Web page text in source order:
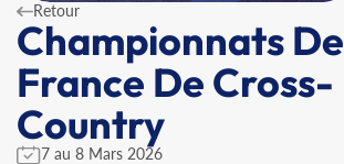
Retour
Championnats De
France De Cross-
Country
7 au 8 Mars 2026